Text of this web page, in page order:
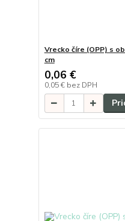
Vrecko číre (OPP) s
cm
0,06 €
0,05 € bez DPH